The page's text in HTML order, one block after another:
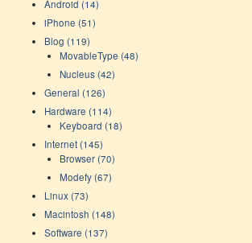
Android (14)
iPhone (51)
Blog (119)
MovableType (48)
Nucleus (42)
General (126)
Hardware (114)
Keyboard (18)
Internet (145)
Browser (70)
Modefy (67)
Linux (73)
Macintosh (148)
Software (137)